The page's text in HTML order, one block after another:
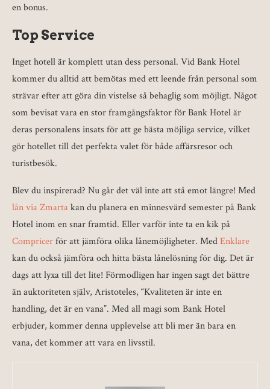
en bonus.
Top Service
Inget hotell är komplett utan dess personal. Vid Bank Hotel
kommer du alltid att bemötas med ett leende från personal som
strävar efter att göra din vistelse så behaglig som möjligt. Något
som bevisat vara en stor framgångsfaktor för Bank Hotel är
deras personalens insats för att ge bästa möjliga service, vilket
gör hotellet till det perfekta valet för både affärsresor och
turistbesök.
Blev du inspirerad? Nu går det väl inte att stå emot längre! Med
lån via Zmartakan du planera en minnesvärd semester på Bank
Hotel inom en snar framtid. Eller varför inte ta en kik på
Compricerför att jämföra olika lånemöjligheter. MedEnklare
kan du också jämföra och hitta bästa lånelösning för dig. Det är
dags att lyxa till det lite! Förmodligen har ingen sagt det bättre
än auktoriteten själv, Aristoteles, “Kvaliteten är inte en
handling, det är en vana”. Med all magi som Bank Hotel
erbjuder, kommer denna upplevelse att bli mer än bara en
vana, det kommer att vara en livsstil.